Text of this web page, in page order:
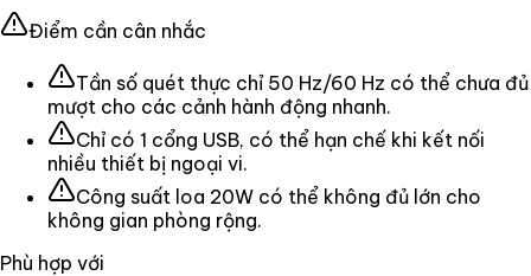
Điểm cần cân nhắc
Tần số quét thực chỉ 50 Hz/60 Hz có thể chưa đủ
mượt cho các cảnh hành động nhanh.
Chỉ có 1 cổng USB, có thể hạn chế khi kết nối
nhiều thiết bị ngoại vi.
Công suất loa 20W có thể không đủ lớn cho
không gian phòng rộng.
Phù hợp với